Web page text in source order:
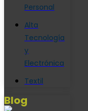
Personal
Alta
Tecnología
y
Electrónica
Textil
Blog